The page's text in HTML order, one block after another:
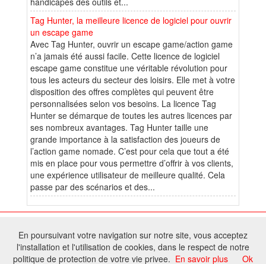
Tag Hunter, la meilleure licence de logiciel pour ouvrir
un escape game
Avec Tag Hunter, ouvrir un escape game/action game
n’a jamais été aussi facile. Cette licence de logiciel
escape game constitue une véritable révolution pour
tous les acteurs du secteur des loisirs. Elle met à votre
disposition des offres complètes qui peuvent être
personnalisées selon vos besoins. La licence Tag
Hunter se démarque de toutes les autres licences par
ses nombreux avantages. Tag Hunter taille une
grande importance à la satisfaction des joueurs de
l’action game nomade. C’est pour cela que tout a été
mis en place pour vous permettre d’offrir à vos clients,
une expérience utilisateur de meilleure qualité. Cela
passe par des scénarios et des...
FontAwesome
Tous droits réservés - Toute reproduction du contenu de ce site, même
partielle, est interdite sans accord du propriétaire.
En poursuivant votre navigation sur notre site, vous acceptez
l'installation et l'utilisation de cookies, dans le respect de notre
politique de protection de votre vie privee. En savoir plus Ok